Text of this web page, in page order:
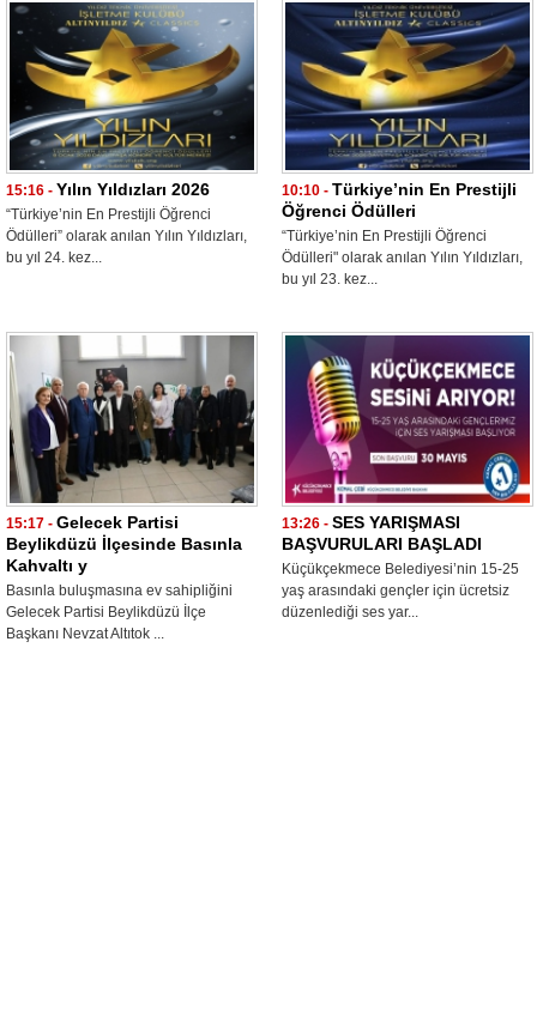
15:16 - Yılın Yıldızları 2026
“Türkiye’nin En Prestijli Öğrenci
Ödülleri” olarak anılan Yılın Yıldızları,
bu yıl 24. kez...
10:10 - Türkiye’nin En Prestijli
Öğrenci Ödülleri
“Türkiye’nin En Prestijli Öğrenci
Ödülleri" olarak anılan Yılın Yıldızları,
bu yıl 23. kez...
15:17 - Gelecek Partisi
Beylikdüzü İlçesinde Basınla
Kahvaltı y
Basınla buluşmasına ev sahipliğini
Gelecek Partisi Beylikdüzü İlçe
Başkanı Nevzat Altıtok ...
13:26 - SES YARIŞMASI
BAŞVURULARI BAŞLADI
Küçükçekmece Belediyesi’nin 15-25
yaş arasındaki gençler için ücretsiz
düzenlediği ses yar...